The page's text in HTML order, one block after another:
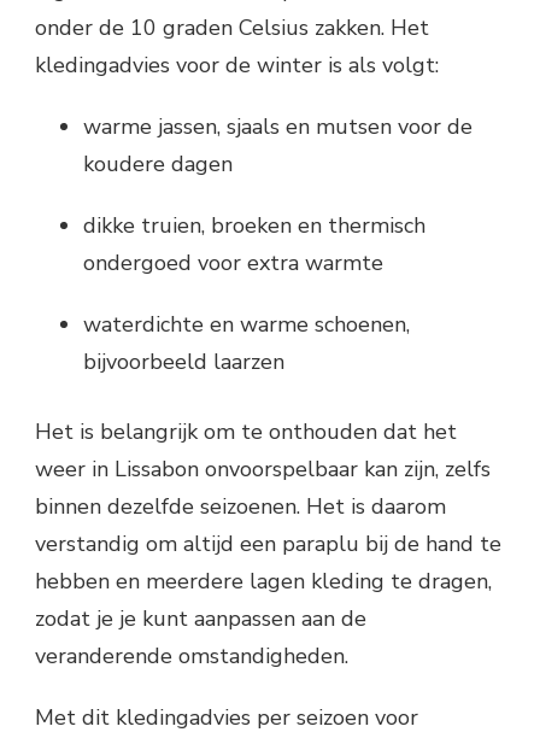
onder de 10 graden Celsius zakken. Het
kledingadvies voor de winter is als volgt:
warme jassen, sjaals en mutsen voor de
koudere dagen
dikke truien, broeken en thermisch
ondergoed voor extra warmte
waterdichte en warme schoenen,
bijvoorbeeld laarzen
Het is belangrijk om te onthouden dat het
weer in Lissabon onvoorspelbaar kan zijn, zelfs
binnen dezelfde seizoenen. Het is daarom
verstandig om altijd een paraplu bij de hand te
hebben en meerdere lagen kleding te dragen,
zodat je je kunt aanpassen aan de
veranderende omstandigheden.
Met dit kledingadvies per seizoen voor